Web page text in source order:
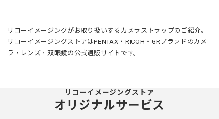
リコーイメージングがお取り扱いするカメラストラップのご紹介。
リコーイメージングストアはPENTAX・RICOH・GRブランドのカメ
ラ・レンズ・双眼鏡の公式通販サイトです。
リコーイメージングストア
オリジナルサービス